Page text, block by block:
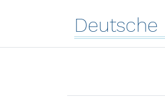
Deutsche